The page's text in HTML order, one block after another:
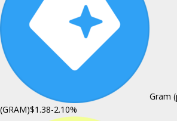
Gram
(GRAM)$1.38-2.10%